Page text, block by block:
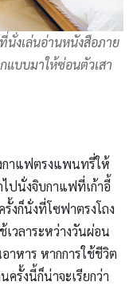
งเล่นอ่านหนังสือภาย
แบบมาให้ซ่อนตัวเสา
กาแฟตรงแพนทรี่ให้
ปนั่งจิบกาแฟที่เก้าอี้
งก็นั่งที่โซฟาตรงโถง
เวลาระหว่างวันผ่อน
าหาร หากการใช้ชีวิต
รั้งนี้ก็น่าจะเรียกว่า